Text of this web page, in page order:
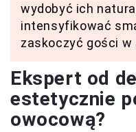
wydobyć ich
intensyfikować
zaskoczyć gości w
Ekspert od
estetycznie
owocową?